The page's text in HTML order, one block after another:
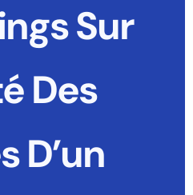
Sur
Des
D’un